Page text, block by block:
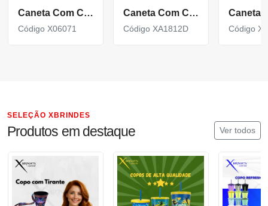
Caneta Com Corpo De Metal Carga Azul E Acionamento Por Clique X06071
Código X06071
Caneta Com Corpo De Metal Carga Azul E Acionamento Por Rotação Xa1812D
Código XA1812D Código
SELEÇÃO XBRINDES
Produtos em destaque Ver todos